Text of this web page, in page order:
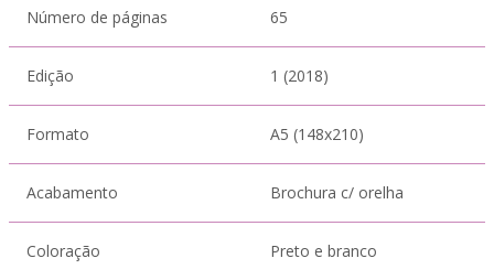
Número de páginas 65
Edição 1 (2018)
Formato A5 (148x210)
Acabamento Brochura c/ orelha
Coloração Preto e branco